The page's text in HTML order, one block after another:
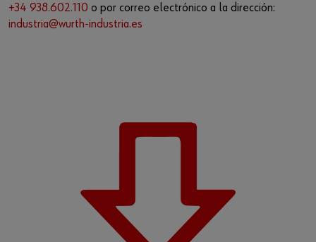
+34 938.602.110 o por correo electrónico a la dirección:
industria@wurth-industria.es